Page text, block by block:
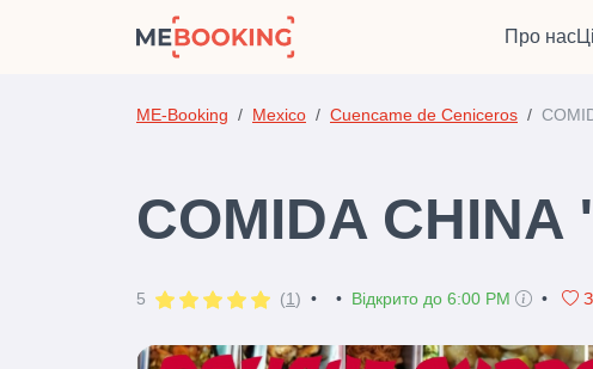
Про нас
ME-Booking Mexico Cuencame de Ceniceros
COMIDA CHINA
5 (1) • • Відкрито до 6:00 PM •